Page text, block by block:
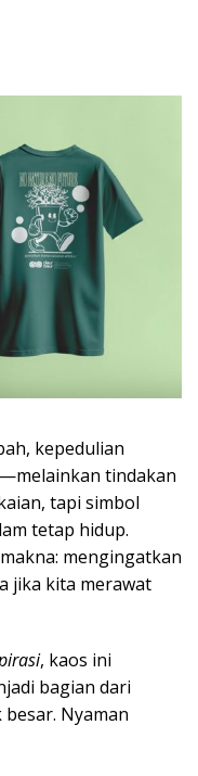
kepedulian
tindakan
tapi simbol
tetap hidup.
mengingatkan
jika kita merawat
, kaos ini
bagian dari
Nyaman